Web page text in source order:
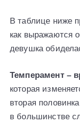
В таблице ниже
как выражаются
девушка
Темперамент –
которая
вторая
в большинстве